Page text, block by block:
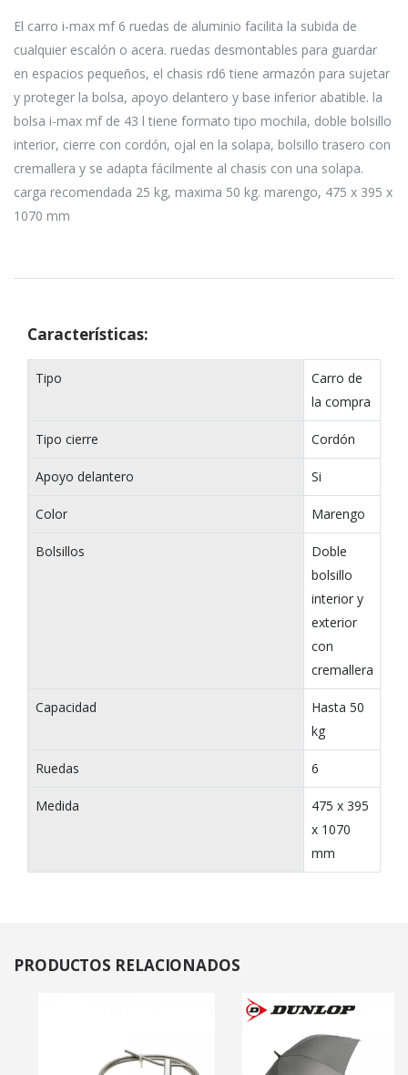
El carro i-max mf 6 ruedas de aluminio facilita la subida de
cualquier escalón o acera. ruedas desmontables para guardar
en espacios pequeños, el chasis rd6 tiene armazón para sujetar
y proteger la bolsa, apoyo delantero y base inferior abatible. la
bolsa i-max mf de 43 l tiene formato tipo mochila, doble bolsillo
interior, cierre con cordón, ojal en la solapa, bolsillo trasero con
cremallera y se adapta fácilmente al chasis con una solapa.
carga recomendada 25 kg, maxima 50 kg. marengo, 475 x 395 x
1070 mm
Características:
Tipo
Carro de
la compra
Tipo cierre Cordón
Apoyo delantero Si
Color Marengo
Bolsillos
Doble
bolsillo
interior y
exterior
con
cremallera
Capacidad
Hasta 50
kg
Ruedas 6
Medida
475 x 395
x 1070
mm
PRODUCTOS RELACIONADOS